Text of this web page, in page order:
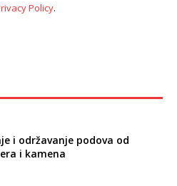
Policy.
i održavanje podova od
i kamena